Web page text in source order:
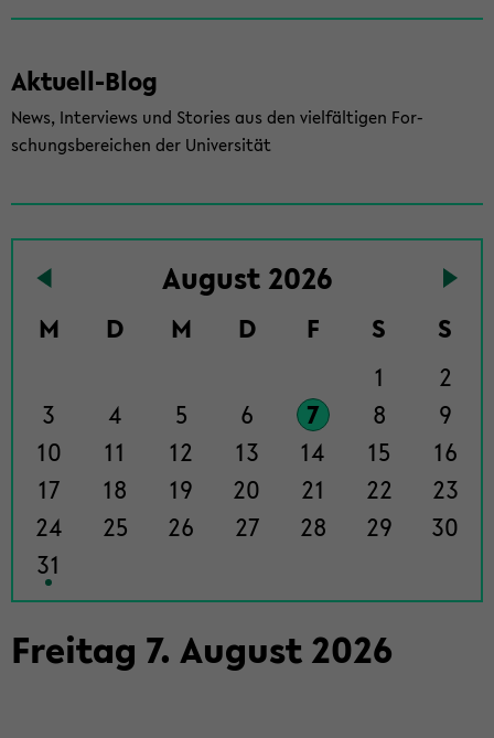
Aktuell-​Blog
News, In­ter­views und Sto­ries aus den viel­fäl­ti­gen For­
schungs­be­rei­chen der Uni­ver­si­tät
page
Au­gust 2026
M D M D F S
S
1
2
3
4 5 6 7 8
9
10
11 12 13 14 15
16
17
18 19 20 21 22
23
24
25 26 27 28 29
30
31
Frei­tag 7. Au­gust2026